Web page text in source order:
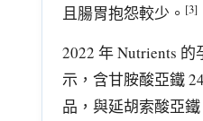
且腸胃抱怨較少。 [3]
2022 年 Nutrients 的
示，含甘胺酸亞鐵
品，與延胡索酸亞